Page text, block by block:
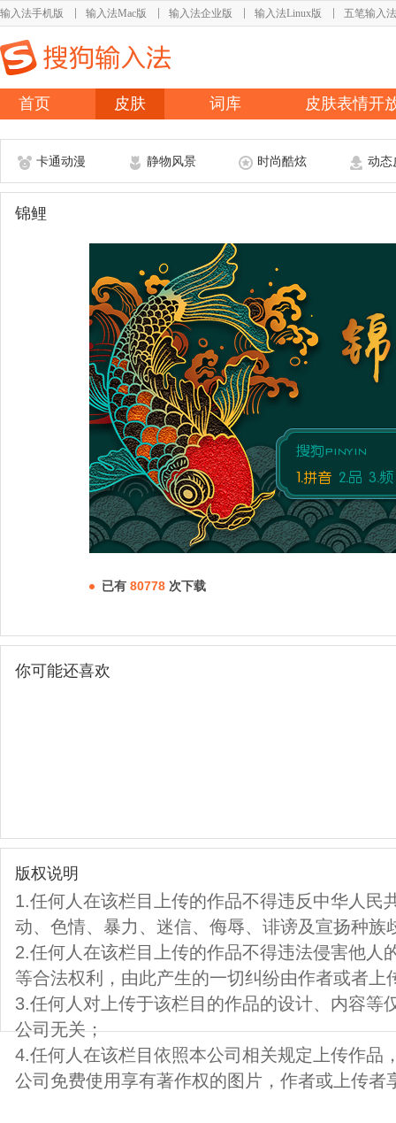
输入法手机版 输入法Mac版 输入法企业版 输入法Linux版 五笔输入法
首页 皮肤 词库 皮肤表情开
卡通动漫 静物风景 时尚酷炫 动态
锦鲤
已有 80778 次下载
你可能还喜欢
版权说明
1.任何人在该栏目上传的作品不得违反中华人民
动、色情、暴力、迷信、侮辱、诽谤及宣扬种族
2.任何人在该栏目上传的作品不得违法侵害他人
等合法权利，由此产生的一切纠纷由作者或者上
3.任何人对上传于该栏目的作品的设计、内容等
公司无关；
4.任何人在该栏目依照本公司相关规定上传作品
公司免费使用享有著作权的图片，作者或上传者